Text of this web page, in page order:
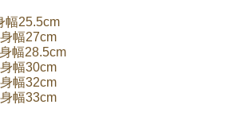
幅25.5cm
幅27cm
幅28.5cm
幅30cm
幅32cm
幅33cm